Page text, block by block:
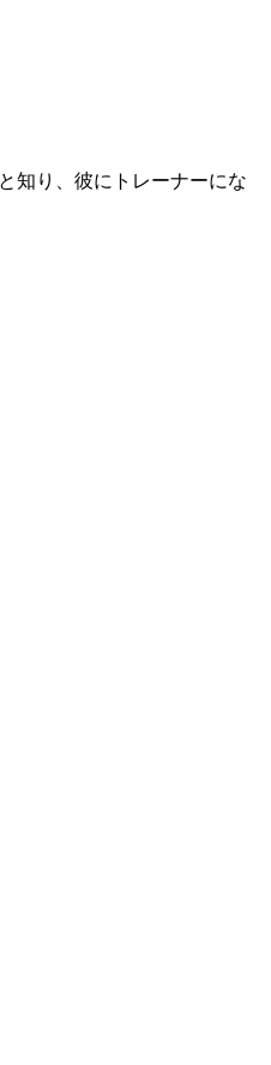
知り、彼にトレーナーにな